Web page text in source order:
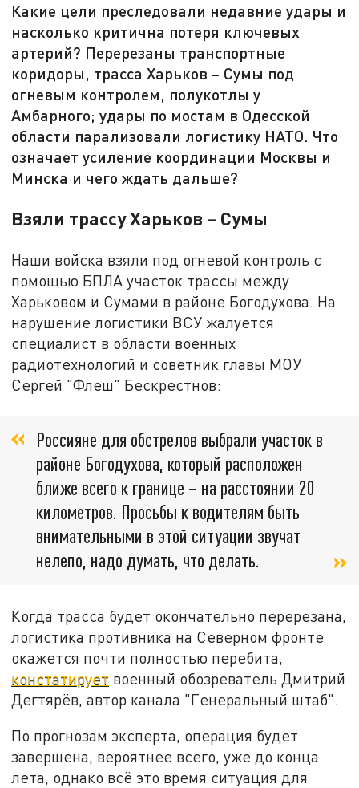
Какие цели преследовали недавние удары и
насколько критична потеря ключевых
артерий? Перерезаны транспортные
коридоры, трасса Харьков – Сумы под
огневым контролем, полукотлы у
Амбарного; удары по мостам в Одесской
области парализовали логистику НАТО. Что
означает усиление координации Москвы и
Минска и чего ждать дальше?
Взяли трассу Харьков – Сумы
Наши войска взяли под огневой контроль с
помощью БПЛА участок трассы между
Харьковом и Сумами в районе Богодухова. На
нарушение логистики ВСУ жалуется
специалист в области военных
радиотехнологий и советник главы МОУ
Сергей "Флеш" Бескрестнов:
Россияне для обстрелов выбрали участок в
районе Богодухова, который расположен
ближе всего к границе – на расстоянии 20
километров. Просьбы к водителям быть
внимательными в этой ситуации звучат
нелепо, надо думать, что делать.
Когда трасса будет окончательно перерезана,
логистика противника на Северном фронте
окажется почти полностью перебита,
констатирует военный обозреватель Дмитрий
Дегтярёв, автор канала "Генеральный штаб".
По прогнозам эксперта, операция будет
завершена, вероятнее всего, уже до конца
лета, однако всё это время ситуация для